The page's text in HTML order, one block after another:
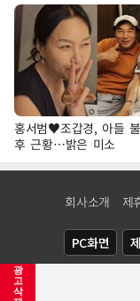
광
고
삭
홍서범♥조갑경, 아들
후 근황…밝은 미소
회사소개 제
PC화면